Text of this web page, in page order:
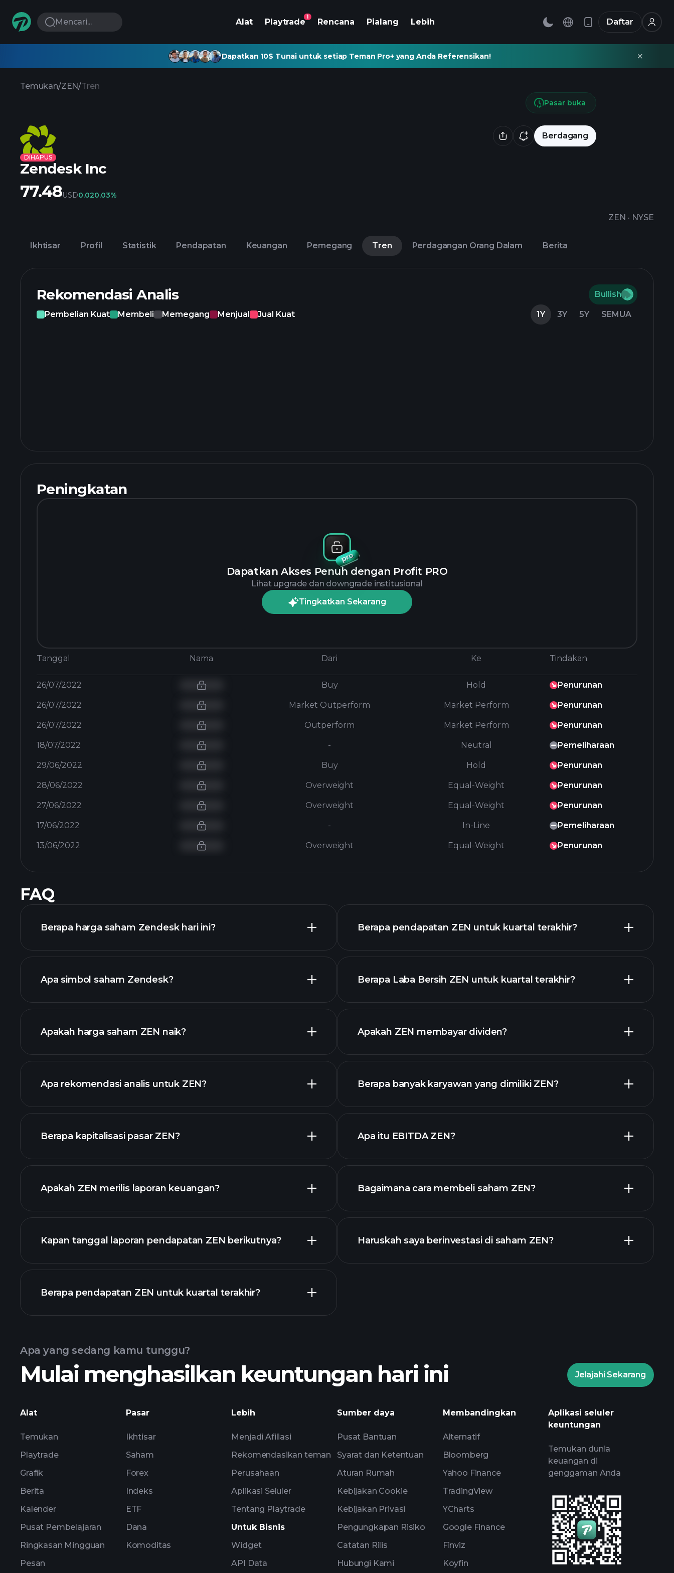
Mencari... Alat Playtrade
1
Rencana Pialang Lebih Daftar
Dapatkan 10$ Tunai untuk setiap Teman Pro+ yang Anda Referensikan!
Temukan/ZEN/Tren
DIHAPUS
Berdagang
Zendesk Inc
ZEN · NYSE
Pasar buka
77.48USD0.020.03%
Ikhtisar Profil Statistik Pendapatan Keuangan Pemegang Tren Perdagangan Orang Dalam Berita
Rekomendasi Analis Bullish
Pembelian Kuat Membeli Memegang Menjual Jual Kuat 1Y 3Y 5Y SEMUA
Peningkatan
Dapatkan Akses Penuh dengan Profit PRO
Lihat upgrade dan downgrade institusional
Tingkatkan Sekarang
Tanggal Nama Dari Ke Tindakan
26/07/2022 Buy Hold Penurunan
26/07/2022 Market Outperform Market Perform Penurunan
26/07/2022 Outperform Market Perform Penurunan
18/07/2022 - Neutral Pemeliharaan
29/06/2022 Buy Hold Penurunan
28/06/2022 Overweight Equal-Weight Penurunan
27/06/2022 Overweight Equal-Weight Penurunan
17/06/2022 - In-Line Pemeliharaan
13/06/2022 Overweight Equal-Weight Penurunan
FAQ
Berapa harga saham Zendesk hari ini?
lanjutan
Apa simbol saham Zendesk?
Apakah harga saham ZEN naik?
ZEN chart.
Apa rekomendasi analis untuk ZEN?
Berapa kapitalisasi pasar ZEN?
daftar saham kami
Apakah ZEN merilis laporan keuangan?
keuangan ZEN
Kapan tanggal laporan pendapatan ZEN berikutnya?
Berapa pendapatan ZEN untuk kuartal terakhir?
Berapa pendapatan ZEN untuk kuartal terakhir?
Berapa Laba Bersih ZEN untuk kuartal terakhir?
Apakah ZEN membayar dividen?
Berapa banyak karyawan yang dimiliki ZEN?
Apa itu EBITDA ZEN?
laporan
Bagaimana cara membeli saham ZEN?
Haruskah saya berinvestasi di saham ZEN?
Turnamen Playtrade
Portofolio Miliarder
Apa yang sedang kamu tunggu?
Mulai menghasilkan keuntungan hari ini Jelajahi Sekarang
Alat
Temukan
Playtrade
Grafik
Berita
Kalender
Pusat Pembelajaran
Ringkasan Mingguan
Pesan
Pasar
Ikhtisar
Saham
Forex
Indeks
ETF
Dana
Komoditas
Lebih
Menjadi Afiliasi
Rekomendasikan teman
Perusahaan
Aplikasi Seluler
Tentang Playtrade
Untuk Bisnis
Widget
API Data
Sumber daya
Pusat Bantuan
Syarat dan Ketentuan
Aturan Rumah
Kebijakan Cookie
Kebijakan Privasi
Pengungkapan Risiko
Catatan Rilis
Hubungi Kami
Membandingkan
Alternatif
Bloomberg
Yahoo Finance
TradingView
YCharts
Google Finance
Finviz
Koyfin
Aplikasi seluler
keuntungan
Temukan dunia
keuangan di
genggaman Anda